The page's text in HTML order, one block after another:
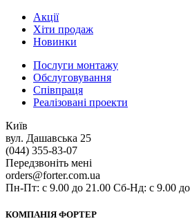
Акції
Хіти продаж
Новинки
Послуги монтажу
Обслуговування
Співпраця
Реалізовані проекти
Київ
вул. Дашавська 25
(044) 355-83-07
Передзвоніть мені
orders@forter.com.ua
Пн-Пт: с 9.00 до 21.00 Сб-Нд: с 9.00
КОМПАНІЯ ФОРТЕР